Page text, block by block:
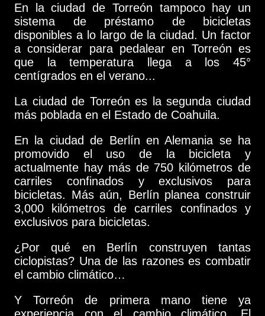
En la ciudad de Torreón tampoco hay un
sistema de préstamo de bicicletas
disponibles a lo largo de la ciudad. Un factor
a considerar para pedalear en Torreón es
que la temperatura llega a los 45°
centígrados en el verano...
La ciudad de Torreón es la segunda ciudad
más poblada en el Estado de Coahuila.
En la ciudad de Berlín en Alemania se ha
promovido el uso de la bicicleta y
actualmente hay más de 750 kilómetros de
carriles confinados y exclusivos para
bicicletas. Más aún, Berlín planea construir
3,000 kilómetros de carriles confinados y
exclusivos para bicicletas.
¿Por qué en Berlín construyen tantas
ciclopistas? Una de las razones es combatir
el cambio climático…
Y Torreón de primera mano tiene ya